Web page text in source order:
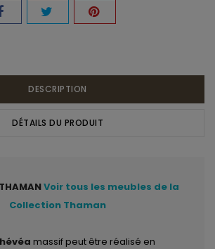
DESCRIPTION
DÉTAILS DU PRODUIT
Voir tous les meubles de la
Collection Thaman
hévéa massif peut être réalisé en